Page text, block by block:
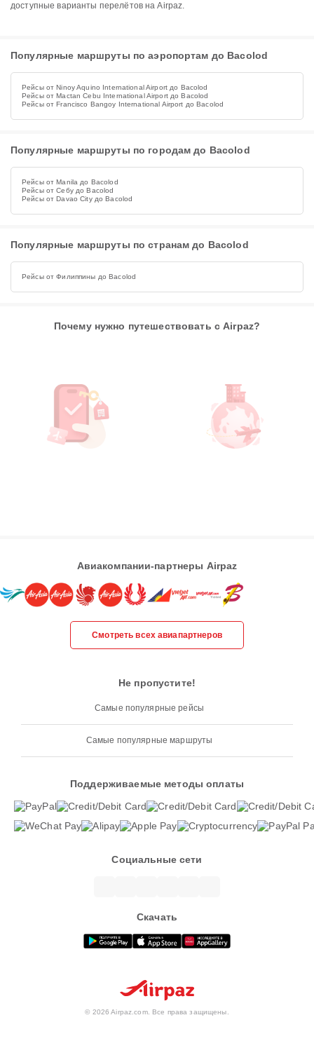
доступные варианты перелётов на Airpaz.
Популярные маршруты по аэропортам до Bacolod
Рейсы от Ninoy Aquino International Airport до Bacolod
Рейсы от Mactan Cebu International Airport до Bacolod
Рейсы от Francisco Bangoy International Airport до Bacolod
Популярные маршруты по городам до Bacolod
Рейсы от Manila до Bacolod
Рейсы от Себу до Bacolod
Рейсы от Davao City до Bacolod
Популярные маршруты по странам до Bacolod
Рейсы от Филиппины до Bacolod
Почему нужно путешествовать с Airpaz?
Авиакомпании-партнеры Airpaz
Смотреть всех авиапартнеров
Не пропустите!
Самые популярные рейсы
Самые популярные маршруты
Поддерживаемые методы оплаты
Социальные сети
Скачать
© 2026 Airpaz.com. Все права защищены.